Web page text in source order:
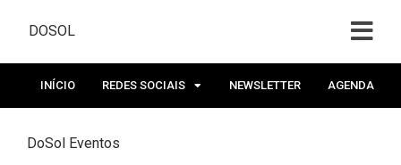
DOSOL
INÍCIO REDES SOCIAIS NEWSLETTER AGENDA
DoSol Eventos